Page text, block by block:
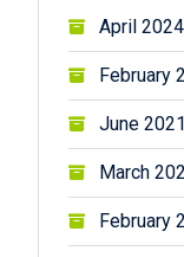
April 2024
February
June 2021
March
February